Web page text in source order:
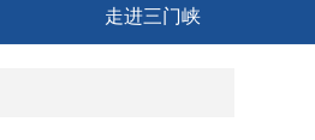
走进三门峡